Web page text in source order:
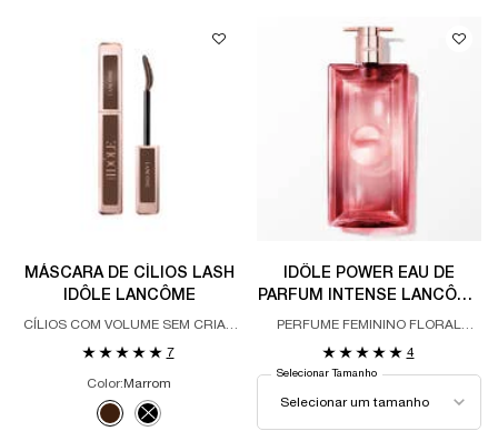
MÁSCARA DE CÍLIOS LASH
IDÔLE LANCÔME
CÍLIOS COM VOLUME SEM CRIAR
7
Color: Marrom
Selected
Marrom color for MÁSCARA DE CÍLIOS LASH IDÔLE
Selected
The product variation is out of stock, Preto color for
IDÔLE POWER EAU DE
PARFUM INTENSE LANCÔME
PERFUME FEMININO
AMADEIRADO
PERFUME FEMININO FLORAL
4
Selecionar Tamanho